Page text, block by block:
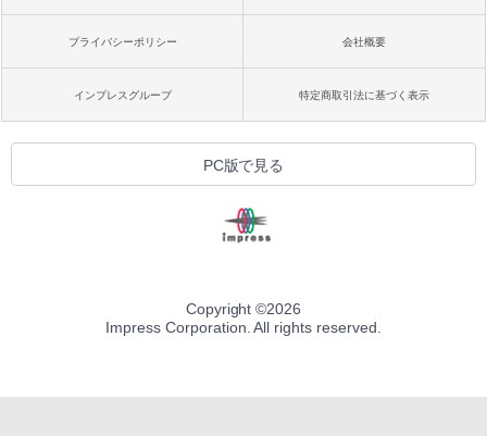
プライバシーポリシー 会社概要
インプレスグループ 特定商取引法に基づく表示
PC版で見る
Copyright ©2026
Impress Corporation. All rights reserved.